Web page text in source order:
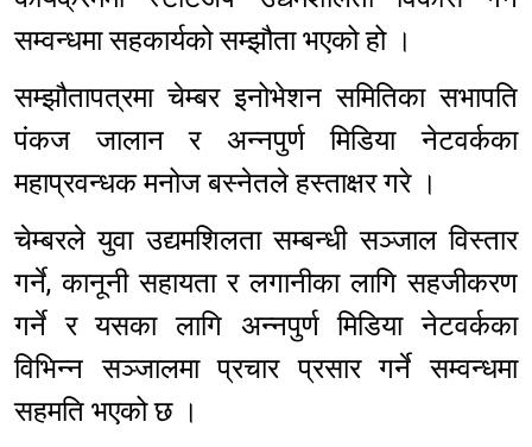
सम्वन्धमा सहकार्यको सम्झौता भएको हो ।
सम्झौतापत्रमा चेम्बर इनोभेशन समितिका सभापति
पंकज जालान र अन्नपुर्ण मिडिया नेटवर्कका
महाप्रवन्धक मनोज बस्नेतले हस्ताक्षर गरे ।
चेम्बरले युवा उद्यमशिलता सम्बन्धी सञ्जाल विस्तार
गर्ने, कानूनी सहायता र लगानीका लागि सहजीकरण
गर्ने र यसका लागि अन्नपुर्ण मिडिया नेटवर्कका
विभिन्न सञ्जालमा प्रचार प्रसार गर्ने सम्वन्धमा
सहमति भएको छ ।